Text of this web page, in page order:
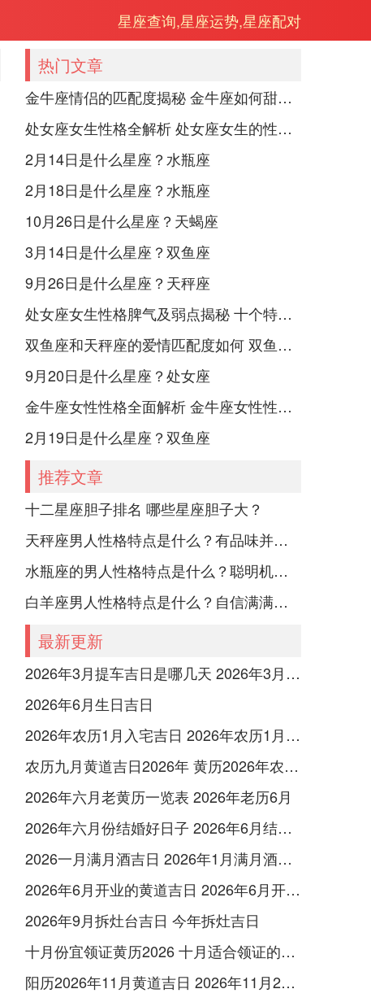
星座查询,星座运势,星座配对
热门文章
金牛座情侣的匹配度揭秘 金牛座如何甜蜜恋爱
处女座女生性格全解析 处女座女生的性格是什么样的
2月14日是什么星座？水瓶座
2月18日是什么星座？水瓶座
10月26日是什么星座？天蝎座
3月14日是什么星座？双鱼座
9月26日是什么星座？天秤座
处女座女生性格脾气及弱点揭秘 十个特点惊人！
双鱼座和天秤座的爱情匹配度如何 双鱼天秤缘分会怎样
9月20日是什么星座？处女座
金牛座女性性格全面解析 金牛座女性性格与脾气全揭秘
2月19日是什么星座？双鱼座
推荐文章
十二星座胆子排名 哪些星座胆子大？
天秤座男人性格特点是什么？有品味并注重美感
水瓶座的男人性格特点是什么？聪明机智理性冷静
白羊座男人性格特点是什么？自信满满但缺乏耐心
最新更新
2026年3月提车吉日是哪几天 2026年3月26号提车
2026年6月生日吉日
2026年农历1月入宅吉日 2026年农历1月入宅最好的日子
农历九月黄道吉日2026年 黄历2026年农历九月黄道吉日查询
2026年六月老黄历一览表 2026年老历6月
2026年六月份结婚好日子 2026年6月结婚好吗
2026一月满月酒吉日 2026年1月满月酒吉日
2026年6月开业的黄道吉日 2026年6月开业黄道吉日查询
2026年9月拆灶台吉日 今年拆灶吉日
十月份宜领证黄历2026 十月适合领证的好日子2026年
阳历2026年11月黄道吉日 2026年11月26日阳历黄道吉日